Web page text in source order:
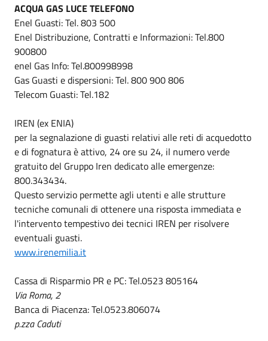
ACQUA GAS LUCE TELEFONO
Enel Guasti: Tel. 803 500
Enel Distribuzione, Contratti e Informazioni: Tel.800
900800
enel Gas Info: Tel.800998998
Gas Guasti e dispersioni: Tel. 800 900 806
Telecom Guasti: Tel.182
IREN (ex ENIA)
per la segnalazione di guasti relativi alle reti di acquedotto
e di fognatura è attivo, 24 ore su 24, il numero verde
gratuito del Gruppo Iren dedicato alle emergenze:
800.343434.
Questo servizio permette agli utenti e alle strutture
tecniche comunali di ottenere una risposta immediata e
l'intervento tempestivo dei tecnici IREN per risolvere
eventuali guasti.
www.irenemilia.it
Cassa di Risparmio PR e PC: Tel.0523 805164
Via Roma, 2
Banca di Piacenza: Tel.0523.806074
p.zza Caduti